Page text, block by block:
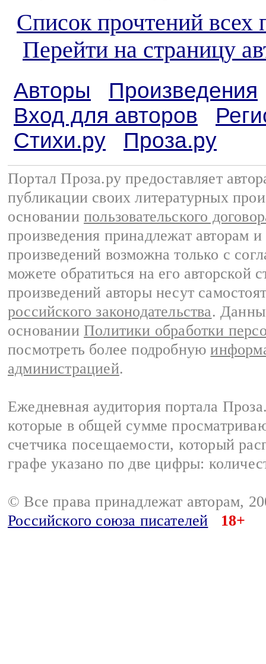
Список прочтений всех
Перейти на страницу
Авторы
Произведения
Вход для авторов
Стихи.ру
Проза.ру
Портал Проза.ру предоставляет
публикации своих литературных
основании пользовательского
произведения принадлежат авторам
произведений возможна только с
можете обратиться на его авторской
произведений авторы несут
российского законодательства.
основании Политики обработки
посмотреть более подробную
администрацией.
Ежедневная аудитория портала
которые в общей сумме
счетчика посещаемости, который
графе указано по две цифры:
© Все права принадлежат авторам,
Российского союза писателей
18+